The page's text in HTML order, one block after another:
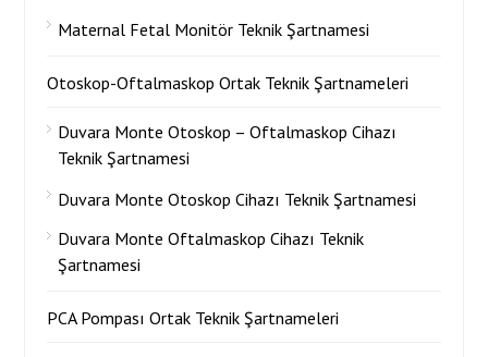
Maternal Fetal Monitör Teknik Şartnamesi
Otoskop-Oftalmaskop Ortak Teknik Şartnameleri
Duvara Monte Otoskop – Oftalmaskop Cihazı
Teknik Şartnamesi
Duvara Monte Otoskop Cihazı Teknik Şartnamesi
Duvara Monte Oftalmaskop Cihazı Teknik
Şartnamesi
PCA Pompası Ortak Teknik Şartnameleri